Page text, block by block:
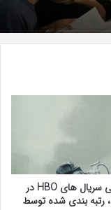
شد …
بهترین مینی سریال های HBO در
رتبه بندی شده توسط